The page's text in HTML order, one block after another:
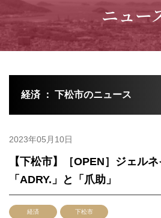
ニュー
経済 ： 下松市のニュース
2023年05月10日
【下松市】［OPEN］ジェル
「ADRY.」と「爪助」
経済 下松市